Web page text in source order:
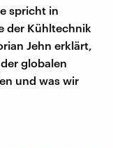
spricht in
der Kühltechnik
Jehn erklärt,
globalen
und was wir